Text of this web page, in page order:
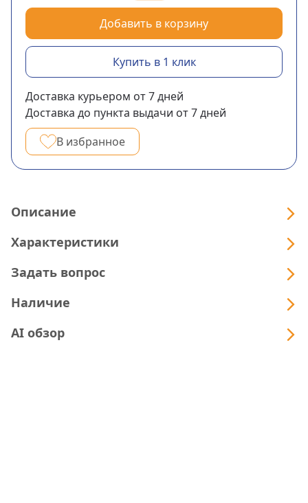
Добавить в корзину
Купить в 1 клик
Доставка курьером от 7дней
Доставка до пункта выдачи от 7дней
В избранное
Описание
Характеристики
Задать вопрос
Наличие
AI обзор